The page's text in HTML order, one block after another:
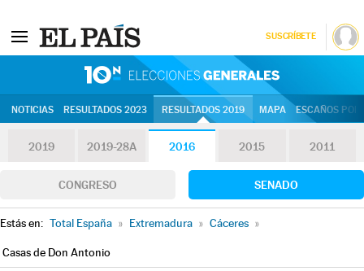
SUSCRÍBETE
NOTICIAS RESULTADOS 2023 RESULTADOS 2019 MAPA ESCAÑOS
2019 2019-28A 2016 2015 2011
CONGRESO SENADO
Estás en: Total España » Extremadura » Cáceres »
Casas de Don Antonio